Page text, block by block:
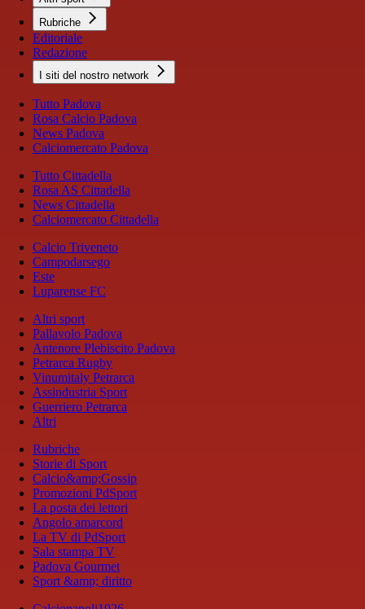
Rubriche
Editoriale
Redazione
I siti del nostro network
Tutto Padova
Rosa Calcio Padova
News Padova
Calciomercato Padova
Tutto Cittadella
Rosa AS Cittadella
News Cittadella
Calciomercato Cittadella
Calcio Triveneto
Campodarsego
Este
Luparense FC
Altri sport
Pallavolo Padova
Antenore Plebiscito Padova
Petrarca Rugby
Vinumitaly Petrarca
Assindustria Sport
Guerriero Petrarca
Altri
Rubriche
Storie di Sport
Calcio&amp;Gossip
Promozioni PdSport
La posta dei lettori
Angolo amarcord
La TV di PdSport
Sala stampa TV
Padova Gourmet
Sport &amp; diritto